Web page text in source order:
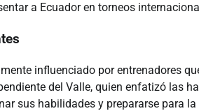
a Ecuador en torneos
influenciado por entrenadores
del Valle, quien enfatizó las
sus habilidades y prepararse para